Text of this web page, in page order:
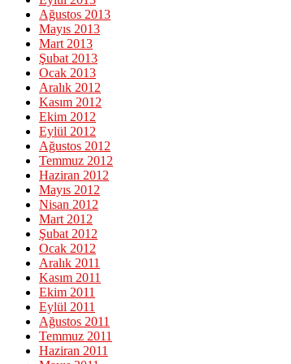
Ağustos 2013
Mayıs 2013
Mart 2013
Şubat 2013
Ocak 2013
Aralık 2012
Kasım 2012
Ekim 2012
Eylül 2012
Ağustos 2012
Temmuz 2012
Haziran 2012
Mayıs 2012
Nisan 2012
Mart 2012
Şubat 2012
Ocak 2012
Aralık 2011
Kasım 2011
Ekim 2011
Eylül 2011
Ağustos 2011
Temmuz 2011
Haziran 2011